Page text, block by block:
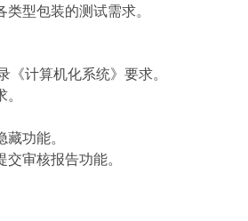
类型包装的测试需求。
《计算机化系统》要求。
藏功能。
审核报告功能。